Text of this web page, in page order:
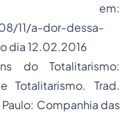
em:
11/a-dor-dessa-
dia 12.02.2016
do Totalitarismo:
Totalitarismo. Trad.
Companhia das